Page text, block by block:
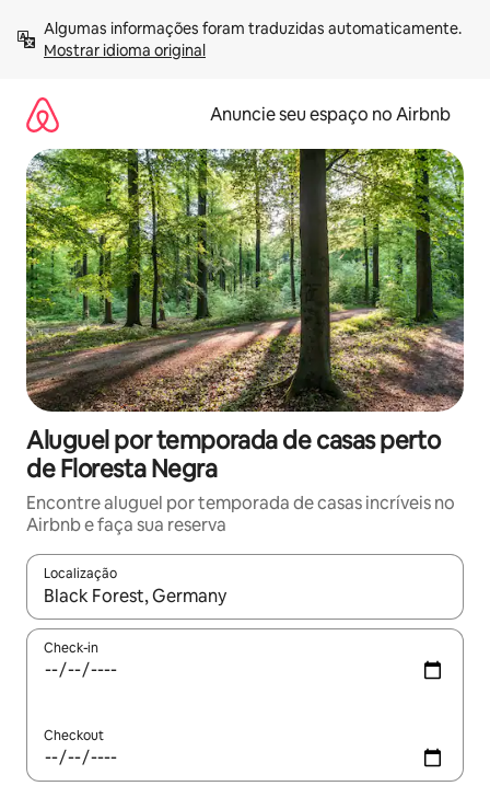
para
Mostrar idioma original
Anuncie seu espaço no Airbnb
Aluguel por temporada de casas perto
de Floresta Negra
Encontre aluguel por temporada de casas incríveis no
Airbnb e faça sua reserva
Localização
Quando os resultados estiverem disponíveis, explore-os
Check-in
Checkout